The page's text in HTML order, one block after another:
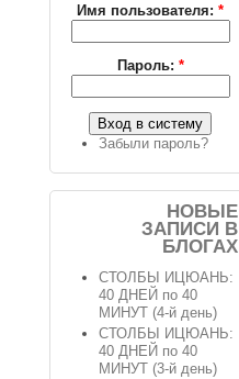
Имя пользователя: *
Пароль: *
Забыли пароль?
НОВЫЕ
ЗАПИСИ В
БЛОГАХ
СТОЛБЫ ИЦЮАНЬ:
40 ДНЕЙ по 40
МИНУТ (4-й день)
СТОЛБЫ ИЦЮАНЬ:
40 ДНЕЙ по 40
МИНУТ (3-й день)